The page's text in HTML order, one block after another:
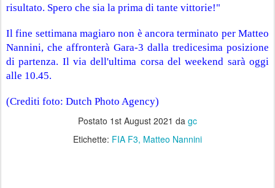
risultato. Spero che sia la prima di tante vittorie!"
Il fine settimana magiaro non è ancora terminato per Matteo
Nannini, che affronterà Gara-3 dalla tredicesima posizione
di partenza. Il via dell'ultima corsa del weekend sarà oggi
alle 10.45.
(Crediti foto: Dutch Photo Agency)
Postato 1st August 2021 da gc
Etichette: FIA F3 Matteo Nannini